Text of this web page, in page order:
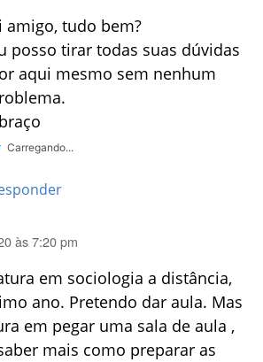
amigo, tudo bem?
posso tirar todas suas dúvidas
aqui mesmo sem nenhum
Carregando...
às 7:20 pm
em sociologia a distância,
ano. Pretendo dar aula. Mas
em pegar uma sala de aula ,
mais como preparar as